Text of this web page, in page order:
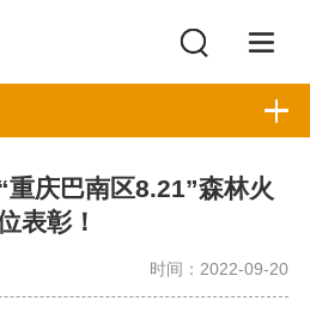
庆巴南区8.21”森林火
表彰！
时间：2022-09-20